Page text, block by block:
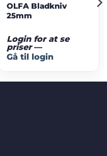
OLFA Bladkniv
25mm
Login for at se
priser—
Gå til login